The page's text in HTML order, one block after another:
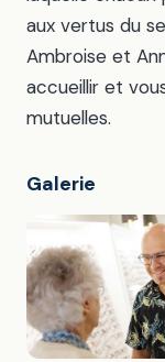
aux vertus du
Ambroise et
accueillir et
mutuelles.
Galerie